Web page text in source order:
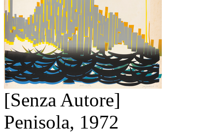
[Senza Autore]
Penisola, 1972